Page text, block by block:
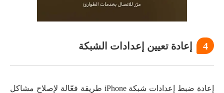
4 إعادة تعيين إعدادات الشبكة
إعادة ضبط إعدادات شبكة iPhone طريقة فعّالة لإصلاح مشاكل